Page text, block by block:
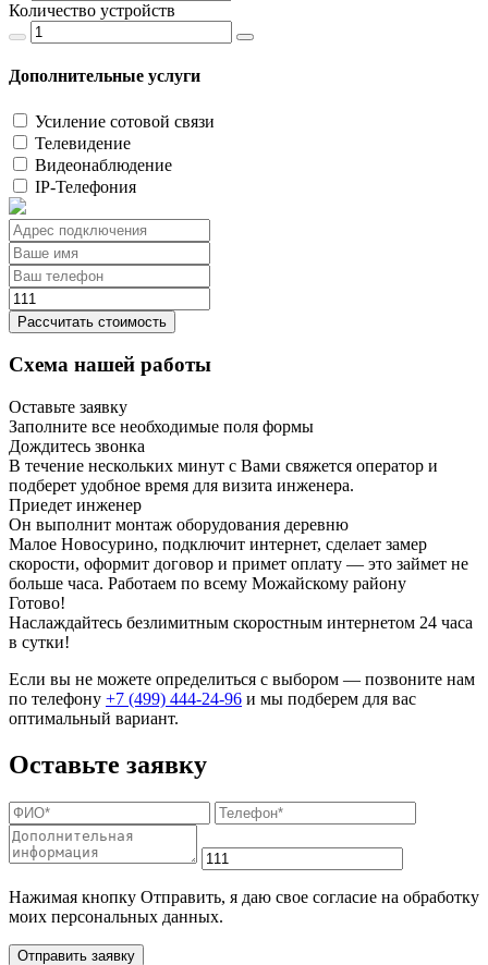
Количество устройств
Дополнительные услуги
Усиление сотовой связи
Телевидение
Видеонаблюдение
IP-Телефония
Рассчитать стоимость
Схема нашей работы
Оставьте заявку
Заполните все необходимые поля формы
Дождитесь звонка
В течение нескольких минут с Вами свяжется оператор и
подберет удобное время для визита инженера.
Приедет инженер
Он выполнит монтаж оборудования деревню
Малое Новосурино, подключит интернет, сделает замер
скорости, оформит договор и примет оплату — это займет не
больше часа. Работаем по всему Можайскому району
Готово!
Наслаждайтесь безлимитным скоростным интернетом 24 часа
в сутки!
Если вы не можете определиться с выбором — позвоните нам
по телефону +7 (499) 444-24-96 и мы подберем для вас
оптимальный вариант.
Оставьте заявку
Нажимая кнопку Отправить, я даю свое согласие на обработку
моих персональных данных.
Отправить заявку